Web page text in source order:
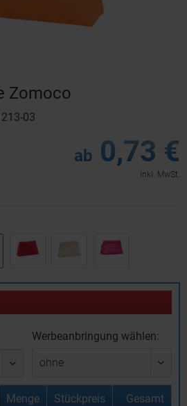
Zomoco
03
ab 0,73 €
inkl. MwSt.
Werbeanbringung wählen:
Menge Stückpreis Gesamt